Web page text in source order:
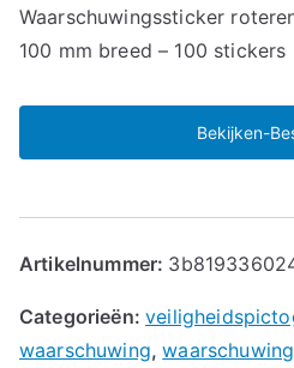
Waarschuwingssticker
100 mm breed – 100 stickers
Bekijken-
Artikelnummer:
Categorieën:
waarschuwing,